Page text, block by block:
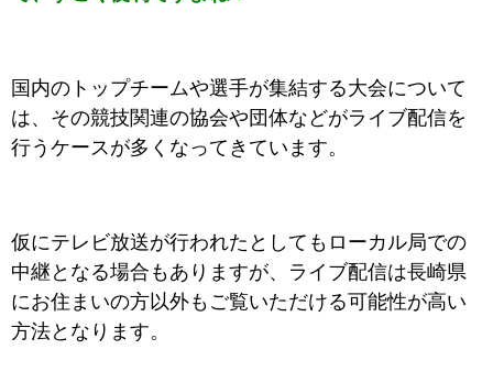
国内のトップチームや選手が集結する大会について
は、その競技関連の協会や団体などがライブ配信を
行うケースが多くなってきています。
仮にテレビ放送が行われたとしてもローカル局での
中継となる場合もありますが、ライブ配信は長崎県
にお住まいの方以外もご覧いただける可能性が高い
方法となります。